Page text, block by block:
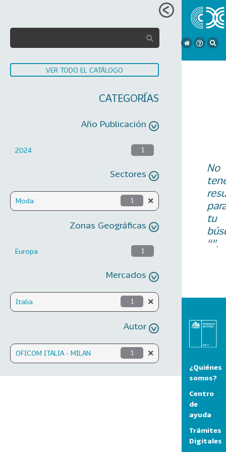
VER TODO EL CATÁLOGO
CATEGORÍAS
Año Publicación
2024 1
Sectores
Moda 1
Zonas Geográficas
Europa 1
Mercados
Italia 1
Autor
OFICOM ITALIA - MILAN 1
No
tu
“”.
¿Quiénes
somos?
Centro
de
ayuda
Trámites
Digitales